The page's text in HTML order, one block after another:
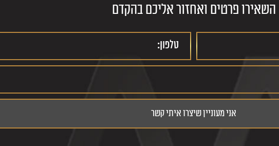
השאירו פרטים ואחזור אליכם בהקדם